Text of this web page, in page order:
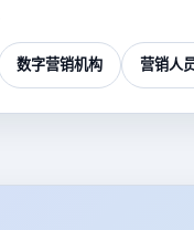
数字营销机构 营销人